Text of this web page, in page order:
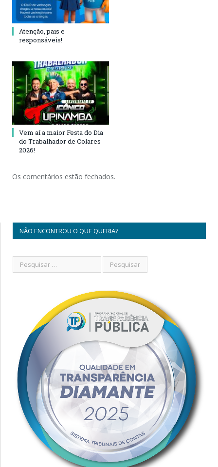
Atenção, pais e
responsáveis!
Vem aí a maior Festa do Dia
do Trabalhador de Colares
2026!
Os comentários estão fechados.
NÃO ENCONTROU O QUE QUERIA?